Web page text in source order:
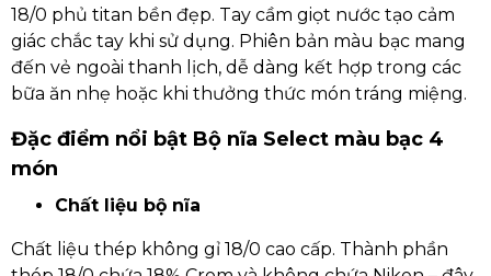
18/0 phủ titan bền đẹp. Tay cầm giọt nước tạo cảm
giác chắc tay khi sử dụng. Phiên bản màu bạc mang
đến vẻ ngoài thanh lịch, dễ dàng kết hợp trong các
bữa ăn nhẹ hoặc khi thưởng thức món tráng miệng.
Đặc điểm nổi bật Bộ nĩa Select màu bạc 4
món
Chất liệu bộ nĩa
Chất liệu thép không gỉ 18/0 cao cấp. Thành phần